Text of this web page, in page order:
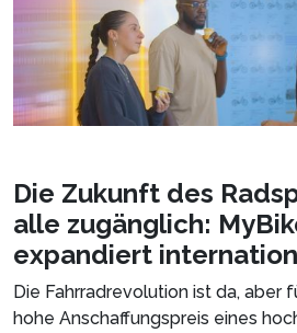
Die Zukunft des
alle zugänglich:
expandiert
Die Fahrradrevolution ist da, aber
hohe Anschaffungspreis eines